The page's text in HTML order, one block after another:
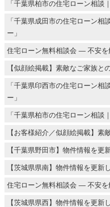
「千葉県柏市の住宅ローン相談
「千葉県成田市の住宅ローン相
ー」
住宅ローン無料相談会 ― 不安を
【似顔絵掲載】素敵なご家族と
「千葉県印西市の住宅ローン相
ー」
「千葉県柏市の住宅ローン相談
【お客様紹介／似顔絵掲載】素
【千葉県野田市】物件情報を更
【茨城県県南】物件情報を更新
住宅ローン無料相談会 ― 不安を
【茨城県県西】物件情報を更新